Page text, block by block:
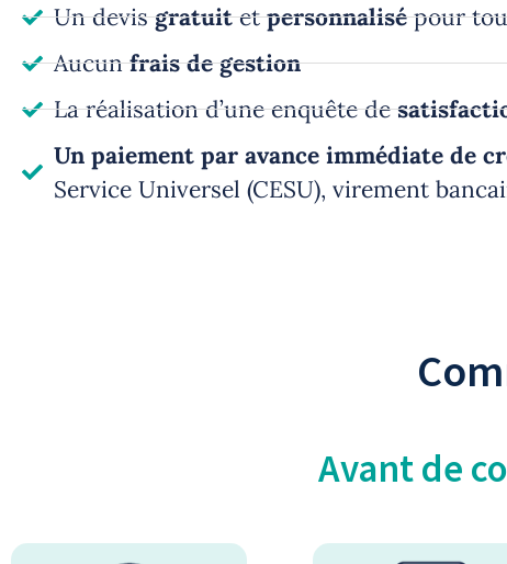
Un devisgratuitetpersonnalisépour
Aucunfrais de gestion
La réalisation d’une enquête de
Un paiement par avance immédiate de
Service Universel (CESU), virement
Avant de